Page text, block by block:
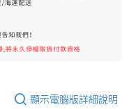
顯示電腦版詳細說明